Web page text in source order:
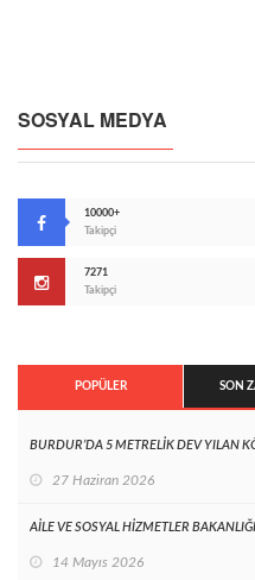
SOSYAL MEDYA
10000+
Takipçi
7271
Takipçi
POPÜLER SON
BURDUR’DA 5 METRELİK DEV YILAN
27 Haziran 2026
AİLE VE SOSYAL HİZMETLER
14 Mayıs 2026